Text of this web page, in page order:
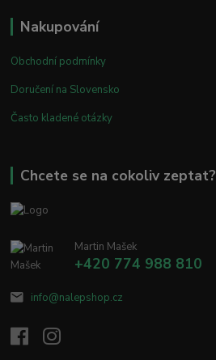
Nakupování
Obchodní podmínky
Doručení na Slovensko
Často kladené otázky
Chcete se na cokoliv zeptat?
Martin Mašek
+420 774 988 810
info@nalepshop.cz